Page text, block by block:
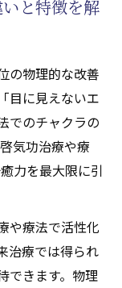
療法の実力
事例と評判
で見える効
を引き出す
と特徴を解
の物理的な改善
目に見えないエ
でのチャクラの
気功治療や療
力を最大限に引
や療法で活性化
治療では得られ
できます。物理